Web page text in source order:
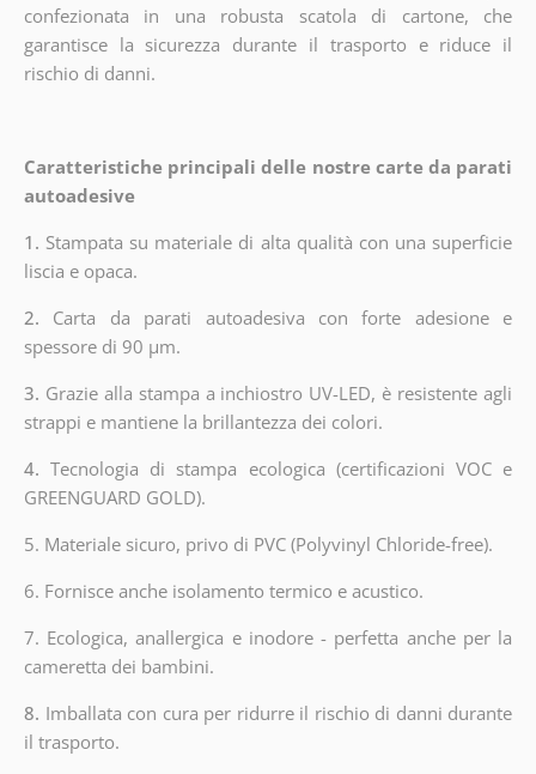
confezionata in una robusta scatola di cartone, che
garantisce la sicurezza durante il trasporto e riduce il
rischio di danni.
Caratteristiche principali delle nostre carte da parati
autoadesive
1. Stampata su materiale di alta qualità con una superficie
liscia e opaca.
2. Carta da parati autoadesiva con forte adesione e
spessore di 90 µm.
3. Grazie alla stampa a inchiostro UV-LED, è resistente agli
strappi e mantiene la brillantezza dei colori.
4.Tecnologia di stampa ecologica (certificazioni VOC e
GREENGUARD GOLD).
5. Materiale sicuro, privo di PVC (Polyvinyl Chloride-free).
6. Fornisce anche isolamento termico e acustico.
7. Ecologica, anallergica e inodore - perfetta anche per la
cameretta dei bambini.
8. Imballata con cura per ridurre il rischio di danni durante
il trasporto.